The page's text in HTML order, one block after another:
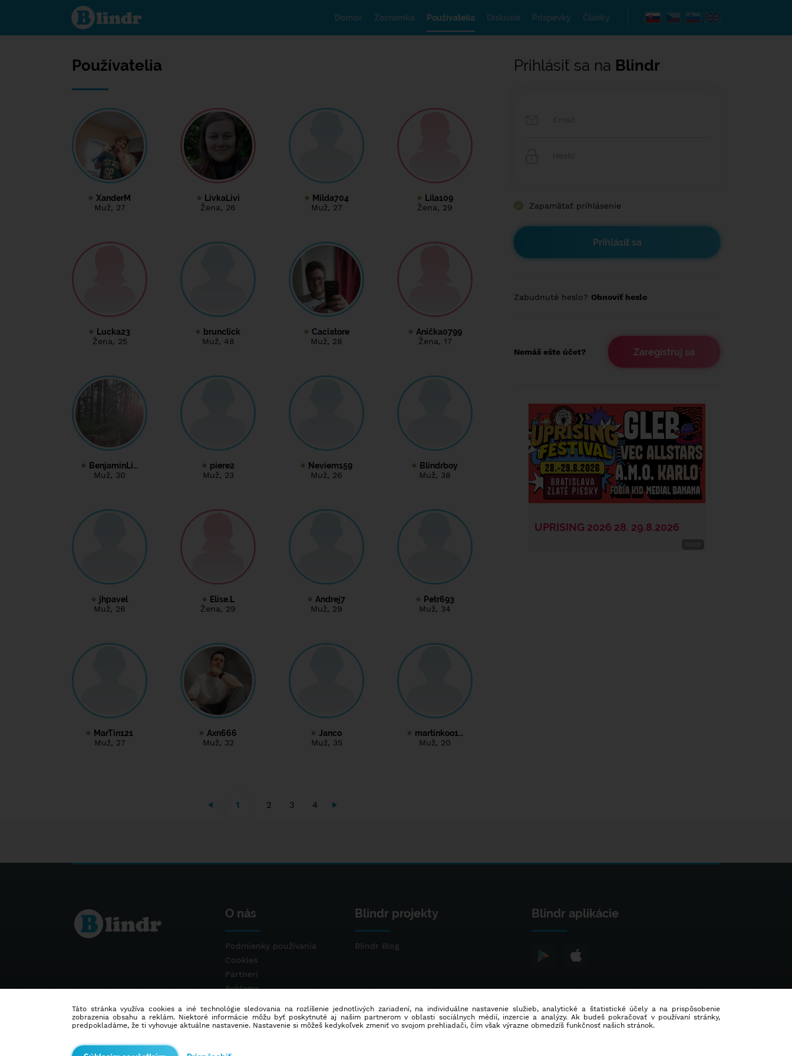
Používatelia
Domov
Zoznamka Používatelia Diskusie Príspevky Články
Používatelia
XanderM
Muž, 27
LivkaLivi
Žena, 26
Milda704
Muž, 27
Líla109
Žena, 29
Lucka23
Žena, 25
brunclick
Muž, 48
Caciatore
Muž, 28
Anička0799
Žena, 17
BenjaminLi…
Muž, 30
piere2
Muž, 23
Neviem159
Muž, 26
Blindrboy
Muž, 38
jhpavel
Muž, 26
Elise.L
Žena, 29
Andrej7
Muž, 29
Petr693
Muž, 34
MarTin121
Muž, 27
Axn666
Muž, 32
Janco
Muž, 35
martinkoo1…
Muž, 20
1 2 3 4
Prihlásiť sa na Blindr
Zapamätať prihlásenie
Zabudnuté heslo? Obnoviť heslo
Nemáš ešte účet? Zaregistruj sa
O nás
Podmienky používania
Cookies
Partneri
Reklama
Blindr projekty
Blindr Blog
Blindr aplikácie
Táto stránka využíva cookies a iné technológie sledovania na rozlíšenie jednotlivých zariadení, na individuálne nastavenie služieb, analytické a štatistické účely a na prispôsobenie
zobrazenia obsahu a reklám. Niektoré informácie môžu byť poskytnuté aj našim partnerom v oblasti sociálnych médií, inzercie a analýzy. Ak budeš pokračovať v používaní stránky,
predpokladáme, že ti vyhovuje aktuálne nastavenie. Nastavenie si môžeš kedykoľvek zmeniť vo svojom prehliadači, čím však výrazne obmedzíš funkčnosť našich stránok.